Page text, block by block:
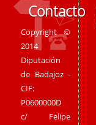
Contacto
Copyright ©
2014
Diputación
de Badajoz -
CIF:
P0600000D
c/ Felipe